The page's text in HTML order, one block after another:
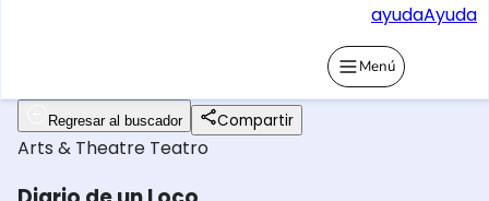
ayudaAyuda
Menú
Regresar al buscador Compartir
Arts & Theatre Teatro